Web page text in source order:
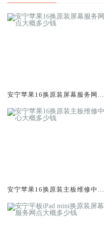
安宁苹果16换原装屏幕服务网点
安宁苹果16换原装主板维修中心